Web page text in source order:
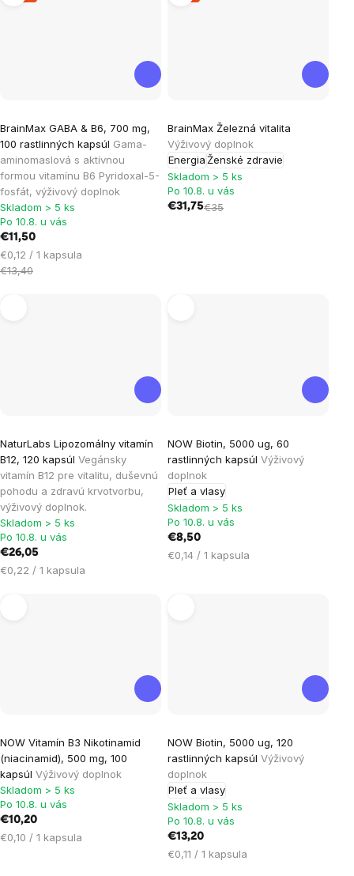
BrainMax GABA & B6, 700 mg,
100 rastlinných kapsúl Gama-
aminomaslová s aktívnou
formou vitamínu B6 Pyridoxal-5-
fosfát, výživový doplnok
hodnotenie
produktu
je
5,0
z
5
hviezdičiek.
Skladom > 5 ks
Po 10.8. u vás
€11,50
Jednotková
cena:
€0,12 / 1 kapsula
€13,40
BrainMax Železná vitalita
Výživový doplnok
EnergiaŽenské zdravie
hodnotenie
produktu
je
5,0
z
Skladom > 5 ks
Po 10.8. u vás
€31,75€35
NaturLabs Lipozomálny vitamín
B12, 120 kapsúl Vegánsky
vitamín B12 pre vitalitu, duševnú
pohodu a zdravú krvotvorbu,
výživový doplnok.
Skladom > 5 ks
Po 10.8. u vás
€26,05
Jednotková
€0,22 / 1 kapsula
NOW Biotin, 5000 ug, 60
rastlinných kapsúl Výživový
doplnok
Pleť a vlasy
hodnotenie
produktu
je
5,0
z
5
hviezdičiek.
Skladom > 5 ks
Po 10.8. u vás
€8,50
Jednotková
€0,14 / 1 kapsula
NOW Vitamín B3 Nikotinamid
(niacinamid), 500 mg, 100
kapsúl Výživový doplnok
Skladom > 5 ks
Po 10.8. u vás
€10,20
Jednotková
€0,10 / 1 kapsula
NOW Biotin, 5000 ug, 120
rastlinných kapsúl Výživový
doplnok
Pleť a vlasy
Skladom > 5 ks
Po 10.8. u vás
€13,20
Jednotková
€0,11 / 1 kapsula